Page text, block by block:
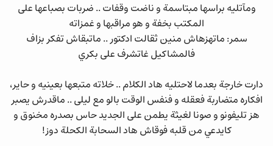
ومآتليه براسها مبتاسمة و ناضت وقفات .. ضربات بصباعها على
المكتب بخفة و هو مراقبها و غمزاته
سمر: ماتهزهاش منين ثقالت ادكتور .. ماتبقاش تفكر بزاف
فالمشاكيل غاتشرف على بكري
دارت خارجة بعدما لاحتليه هاد الكلام .. خلاته متبعها بعينيه و حاير،
افكاره متضاربة فعقله و فنفس الوقت بالو مع ليلى .. ماقدرش يصبر
هز تليفونو و صونا لغيثة يطمن على الجديد حاس بصدره مخنوق و
كايدعي من قلبه فوقاش هاد السحابة الكحلة دوز!